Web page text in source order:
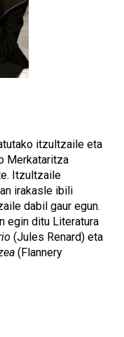
itzultzaile eta
Merkataritza
Itzultzaile
irakasle ibili
dabil gaur egun.
egin ditu Literatura
(Jules Renard) eta
(Flannery